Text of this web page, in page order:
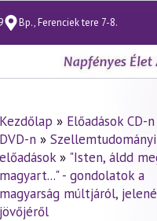
Bp., Ferenciek tere 7-8.
Kezdőlap » Előadások CD-
DVD-n» Szellemtudományi
előadások» "Isten, áldd
magyart..." - gondolatok a
magyarság múltjáról,
jövőjéről